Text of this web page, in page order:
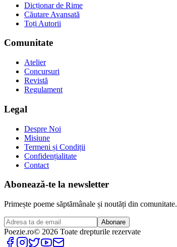
Dicționar de Rime
Căutare Avansată
Toți Autorii
Comunitate
Atelier
Concursuri
Revistă
Regulament
Legal
Despre Noi
Misiune
Termeni și Condiții
Confidențialitate
Contact
Abonează-te la newsletter
Primește poeme săptămânale și noutăți din comunitate.
Abonare
Poezie.ro© 2026 Toate drepturile rezervate